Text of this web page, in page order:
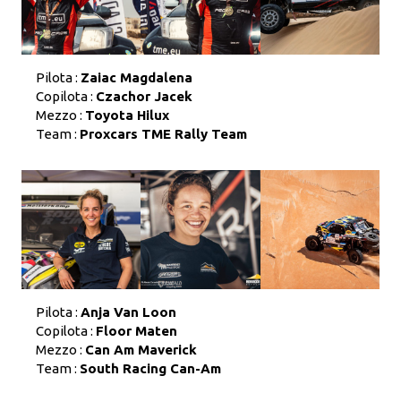
Pilota : Zaiac Magdalena
Copilota : Czachor Jacek
Mezzo : Toyota Hilux
Team : Proxcars TME Rally Team
Pilota : Anja Van Loon
Copilota : Floor Maten
Mezzo : Can Am Maverick
Team : South Racing Can-Am